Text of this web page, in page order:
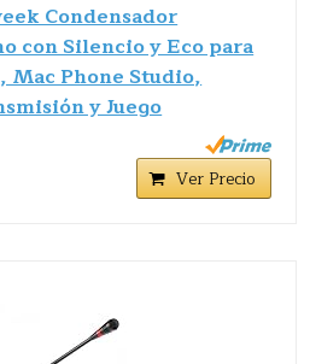
Condensador
con Silencio y Eco para
Phone Studio,
y Juego
Ver Precio